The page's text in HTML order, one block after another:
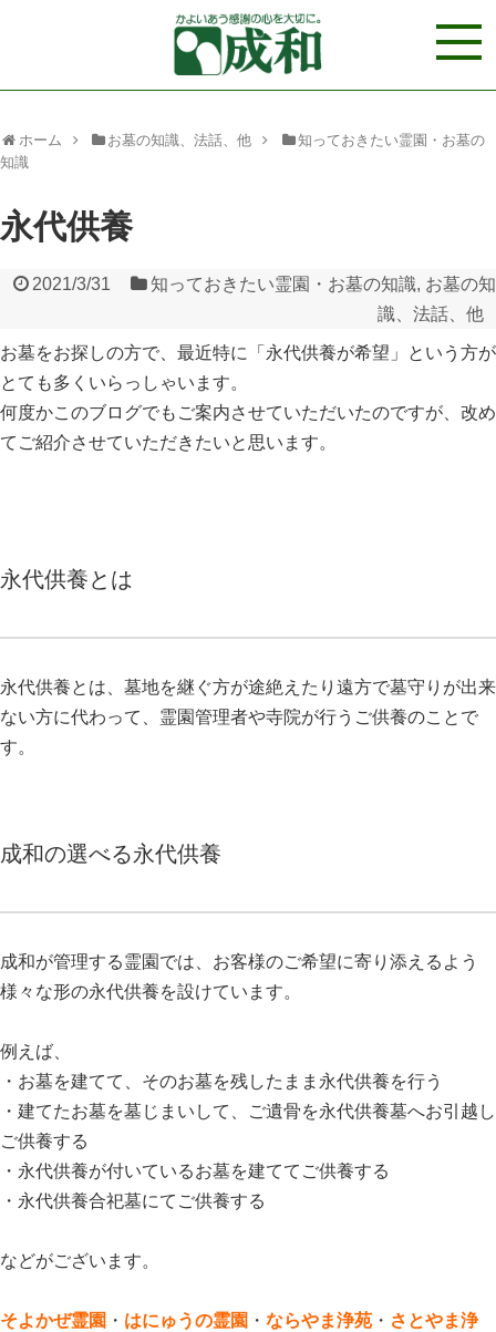
ホーム お墓の知識、法話、他
知っておきたい霊園・お墓の
知識
永代供養
2021/3/31 知っておきたい霊園・お墓の知識, お墓の知
識、法話、他
お墓をお探しの方で、最近特に「永代供養が希望」という方が
とても多くいらっしゃいます。
何度かこのブログでもご案内させていただいたのですが、改め
てご紹介させていただきたいと思います。
永代供養とは
永代供養とは、墓地を継ぐ方が途絶えたり遠方で墓守りが出来
ない方に代わって、霊園管理者や寺院が行うご供養のことで
す。
成和の選べる永代供養
成和が管理する霊園では、お客様のご希望に寄り添えるよう
様々な形の永代供養を設けています。
例えば、
・お墓を建てて、そのお墓を残したまま永代供養を行う
・建てたお墓を墓じまいして、ご遺骨を永代供養墓へお引越し
ご供養する
・永代供養が付いているお墓を建ててご供養する
・永代供養合祀墓にてご供養する
などがございます。
そよかぜ霊園 ・ はにゅうの霊園 ・ ならやま浄苑 ・ さとやま浄